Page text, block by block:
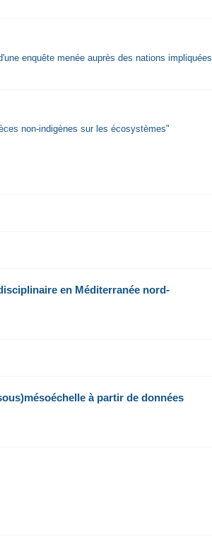
enquête menée auprès des nations impliquées
non-indigènes sur les écosystèmes"
en Méditerranée nord-
à partir de données